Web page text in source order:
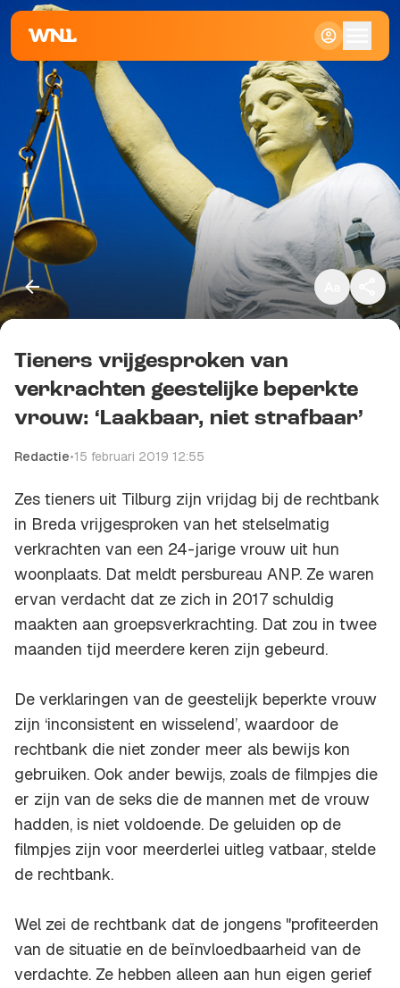
Standaard
Groot
Kopieer link
Tieners vrijgesproken van
verkrachten geestelijke beperkte
vrouw: ‘Laakbaar, niet strafbaar’
Redactie•15 februari 2019 12:55
Zes tieners uit Tilburg zijn vrijdag bij de rechtbank
in Breda vrijgesproken van het stelselmatig
verkrachten van een 24-jarige vrouw uit hun
woonplaats. Dat meldt persbureau ANP. Ze waren
ervan verdacht dat ze zich in 2017 schuldig
maakten aan groepsverkrachting. Dat zou in twee
maanden tijd meerdere keren zijn gebeurd.
De verklaringen van de geestelijk beperkte vrouw
zijn ‘inconsistent en wisselend’, waardoor de
rechtbank die niet zonder meer als bewijs kon
gebruiken. Ook ander bewijs, zoals de filmpjes die
er zijn van de seks die de mannen met de vrouw
hadden, is niet voldoende. De geluiden op de
filmpjes zijn voor meerderlei uitleg vatbaar, stelde
de rechtbank.
Wel zei de rechtbank dat de jongens "profiteerden
van de situatie en de beïnvloedbaarheid van de
verdachte. Ze hebben alleen aan hun eigen gerief